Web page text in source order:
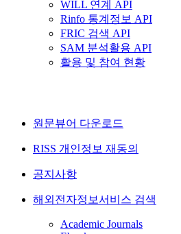
WILL 연계 API
Rinfo 통계정보 API
FRIC 검색 API
SAM 분석활용 API
활용 및 참여 현황
원문뷰어 다운로드
RISS 개인정보 재동의
공지사항
해외전자정보서비스 검색
Academic Journals